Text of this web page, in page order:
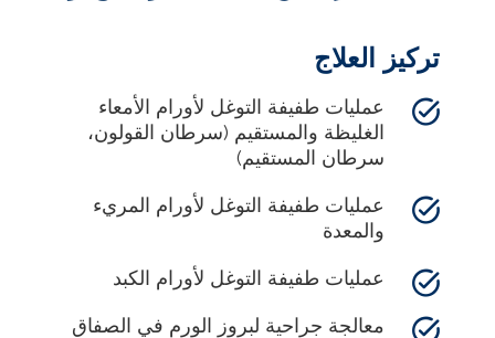
تركيز العلاج
عمليات طفيفة التوغل لأورام الأمعاء
الغليظة والمستقيم (سرطان القولون،
سرطان المستقيم)
عمليات طفيفة التوغل لأورام المريء
والمعدة
عمليات طفيفة التوغل لأورام الكبد
معالجة جراحية لبروز الورم في الصفاق